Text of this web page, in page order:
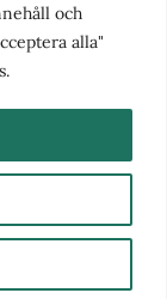
och
alla"
för nyheter,
1988 och
& Ämnen